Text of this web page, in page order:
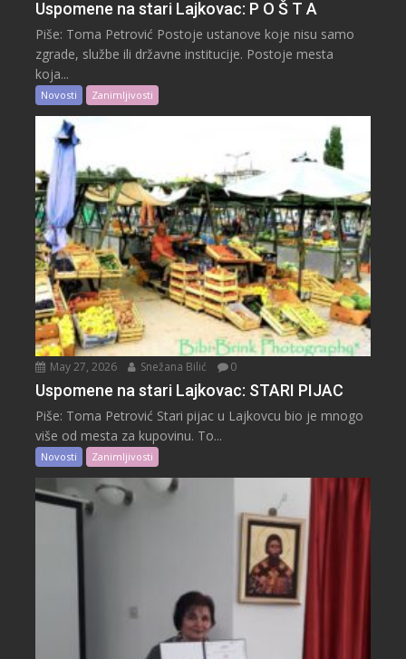
Uspomene na stari Lajkovac: P O Š T A
Piše: Toma Petrović Postoje ustanove koje nisu samo
zgrade, službe ili državne institucije. Postoje mesta
koja...
Novosti Zanimljivosti
May 27, 2026 Snežana Bilić 0
Uspomene na stari Lajkovac: STARI PIJAC
Piše: Toma Petrović Stari pijac u Lajkovcu bio je mnogo
više od mesta za kupovinu. To...
Novosti Zanimljivosti